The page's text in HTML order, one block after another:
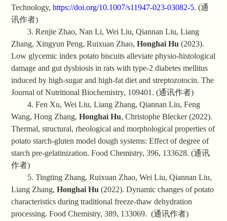
Technology,https://doi.org/10.1007/s11947-023-03082-5. (通
讯作者)
3. Renjie Zhao, Nan Li, Wei Liu, Qiannan Liu, Liang
Zhang, Xingyun Peng, Ruixuan Zhao,Honghai Hu (2023).
Low glycemic index potato biscuits alleviate physio-histological
damage and gut dysbiosis in rats with type-2 diabetes mellitus
induced by high-sugar and high-fat diet and streptozotocin. The
Journal of Nutritional Biochemistry, 109401. (通讯作者)
4. Fen Xu, Wei Liu, Liang Zhang, Qiannan Liu, Feng
Wang, Hong Zhang,Honghai Hu, Christophe Blecker (2022).
Thermal, structural, rheological and morphological properties of
potato starch-gluten model dough systems: Effect of degree of
starch pre-gelatinization. Food Chemistry, 396, 133628. (通讯
作者)
5. Tingting Zhang, Ruixuan Zhao, Wei Liu, Qiannan Liu,
Liang Zhang,Honghai Hu (2022). Dynamic changes of potato
characteristics during traditional freeze-thaw dehydration
processing. Food Chemistry, 389, 133069. (通讯作者)